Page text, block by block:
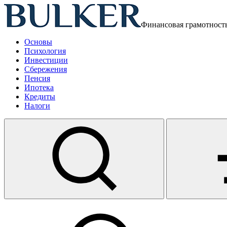
Финансовая
Основы
Психология
Инвестиции
Сбережения
Пенсия
Ипотека
Кредиты
Налоги